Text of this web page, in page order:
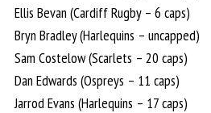
Ellis Bevan (Cardiff Rugby – 6 caps)
Bryn Bradley (Harlequins – uncapped)
Sam Costelow (Scarlets – 20 caps)
Dan Edwards (Ospreys – 11 caps)
Jarrod Evans (Harlequins – 17 caps)